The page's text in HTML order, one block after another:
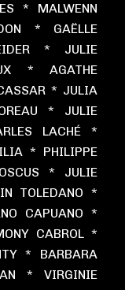
* MALWENN
* GAËLLE
* JULIE
* AGATHE
* JULIA
* JULIE
LACHÉ *
* PHILIPPE
* JULIE
TOLEDANO *
CAPUANO *
CABROL *
* BARBARA
* VIRGINIE